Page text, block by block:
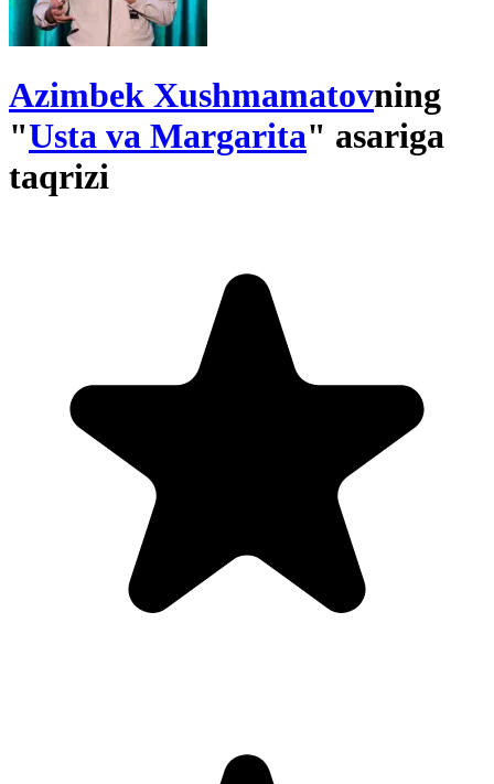
Azimbek Xushmamatovning
"Usta va Margarita" asariga
taqrizi